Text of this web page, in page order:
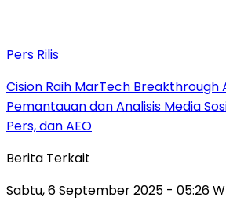
Pers Rilis
Cision Raih MarTech Breakthrough
Pemantauan dan Analisis Media
Pers, dan AEO
Berita Terkait
Sabtu, 6 September 2025 - 05:26